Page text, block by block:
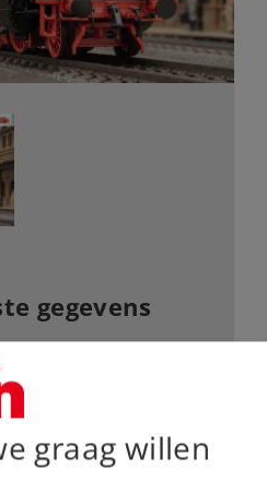
gegevens
graag willen